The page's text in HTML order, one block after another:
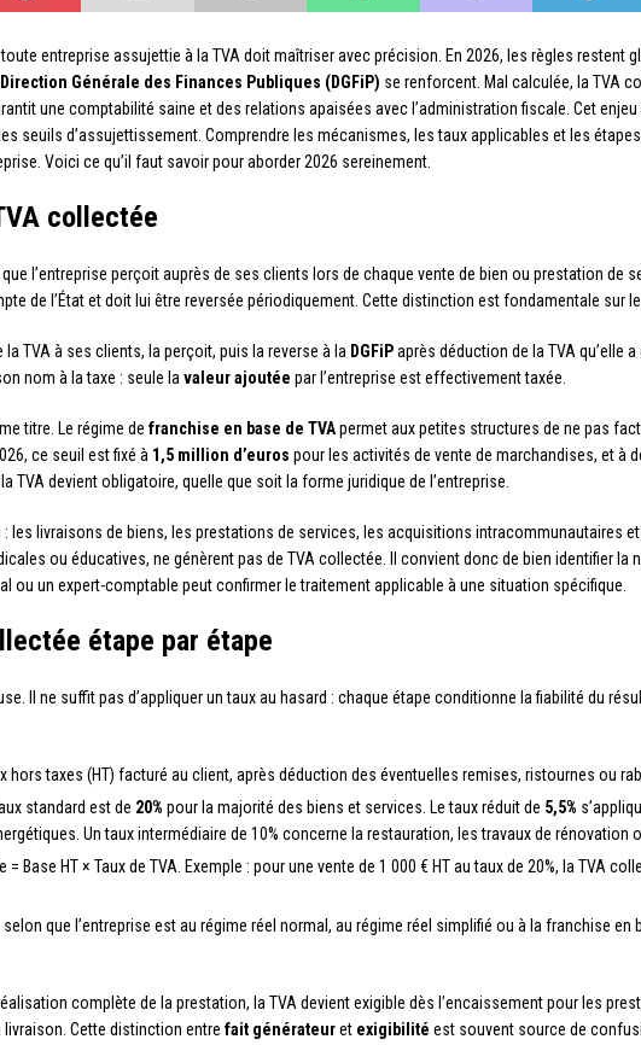
entreprise assujettie à la TVA doit maîtriser avec précision. En 2026, les règles restent
Direction Générale des Finances Publiques (DGFiP) se renforcent. Mal calculée, la TVA
une comptabilité saine et des relations apaisées avec l’administration fiscale. Cet
seuils d’assujettissement. Comprendre les mécanismes, les taux applicables et les
Voici ce qu’il faut savoir pour aborder 2026 sereinement.
collectée
l’entreprise perçoit auprès de ses clients lors de chaque vente de bien ou prestation de
de l’État et doit lui être reversée périodiquement. Cette distinction est fondamentale sur
TVA à ses clients, la perçoit, puis la reverse à la DGFiPaprès déduction de la TVA qu’elle
nom à la taxe : seule la valeur ajoutée par l’entreprise est effectivement taxée.
titre. Le régime de franchise en base de TVApermet aux petites structures de ne pas
ce seuil est fixé à 1,5 million d’euros pour les activités de vente de marchandises, et à
TVA devient obligatoire, quelle que soit la forme juridique de l’entreprise.
les livraisons de biens, les prestations de services, les acquisitions intracommunautaires
ou éducatives, ne génèrent pas de TVA collectée. Il convient donc de bien identifier la
ou un expert-comptable peut confirmer le traitement applicable à une situation spécifique.
étape par étape
Il ne suffit pas d’appliquer un taux au hasard : chaque étape conditionne la fiabilité du
hors taxes (HT) facturé au client, après déduction des éventuelles remises, ristournes ou
standard est de 20% pour la majorité des biens et services. Le taux réduit de 5,5%
Un taux intermédiaire de 10% concerne la restauration, les travaux de rénovation
= Base HT × Taux de TVA. Exemple : pour une vente de 1 000 € HT au taux de 20%, la TVA
selon que l’entreprise est au régime réel normal, au régime réel simplifié ou à la franchise
complète de la prestation, la TVA devient exigible dès l’encaissement pour les
livraison. Cette distinction entre fait générateuret exigibilité est souvent source de